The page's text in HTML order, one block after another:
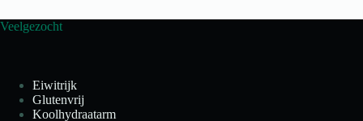
Veelgezocht
Eiwitrijk
Glutenvrij
Koolhydraatarm